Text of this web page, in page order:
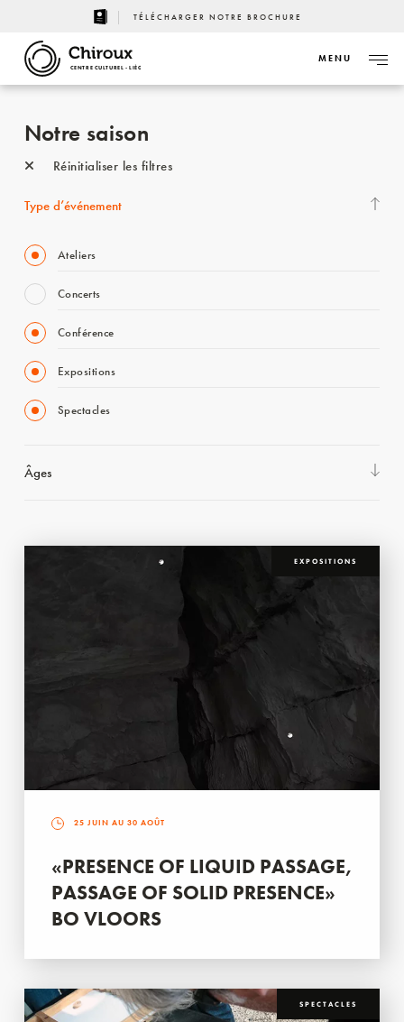
TÉLÉCHARGER NOTRE BROCHURE
CENTRE CULTUREL - LIÈGE
MENU
Notre saison
Réinitialiser les filtres
Type d’événement
Ateliers
Concerts
Conférence
Expositions
Spectacles
Âges
EXPOSITIONS
25 JUIN AU 30 AOÛT
«PRESENCE OF LIQUID PASSAGE,
PASSAGE OF SOLID PRESENCE»
BO VLOORS
SPECTACLES